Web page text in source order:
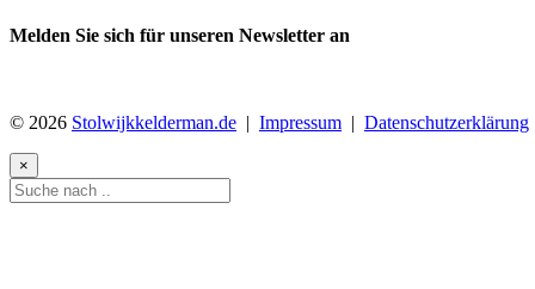
Melden Sie sich für unseren Newsletter an
© 2026 Stolwijkkelderman.de | Impressum | Datenschutzerklärung
×